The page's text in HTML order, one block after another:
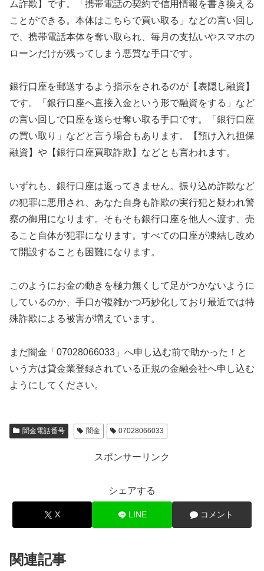
ム詐欺】です。「携帯電話の契約で信用情報を書き換える
ことができる。本体はこちらで買い取る」などの言い回し
で、携帯電話本体を奪い取られ、毎月の支払いやスマホの
ローンだけが残ってしまう悪質な手口です。
銀行口座を郵送するよう指示をされるのが【表隠し融資】
です。「銀行口座へ直接入金という形で融資をする」など
の言い回しで口座を送らせ奪い取る手口です。「銀行口座
の買い取り」などと言う場合もあります。【預け入れ担保
融資】や【銀行口座買取詐欺】などとも言われます。
いずれも、銀行口座は返ってきません。振り込め詐欺など
の犯罪に悪用され、あなた自身も詐欺の実行犯と疑われ警
察の御用になります。そもそも銀行口座を他人へ渡す、売
ること自体が犯罪になります。すべての口座が凍結し改め
て開設することも困難になります。
このようにお金の動きを極力無くして足がつかないように
しているのか、手口が複雑かつ巧妙化しており最近では特
殊詐欺による被害が増えています。
まだ闇金「07028066033」へ申し込む前で助かった！と
いう方は貸金業登録されている正規の金融会社へ申し込む
ようにしてください。
闇金電話番号 闇金 07028066033
スポンサーリンク
シェアする
X LINE コメント
関連記事